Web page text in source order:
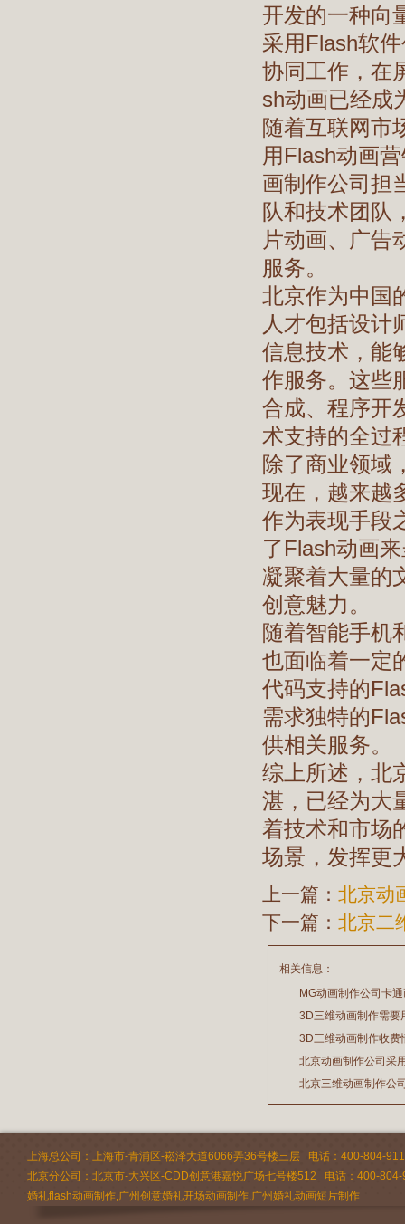
开发的一种向
采用Flash软
协同工作，在
sh动画已经成
随着互联网市
用Flash动画
画制作公司担
队和技术团队
片动画、广告
服务。
北京作为中国
人才包括设计
信息技术，能
作服务。这些
合成、程序开
术支持的全过
除了商业领域
现在，越来越
作为表现手段
了Flash动画
凝聚着大量的
创意魅力。
随着智能手机
也面临着一定
代码支持的
需求独特的
供相关服务。
综上所述，北
湛，已经为大
着技术和市场
场景，发挥更
上一篇： 北京动
下一篇： 北京二
相关信息：
MG动画制作公司卡
2026/07/21
3D三维动画制作需要
2026/03/19
3D三维动画制作收费
2026/02/28
北京动画制作公司采
2026/02/24
北京三维动画制作公
2026/02/09
上海总公司：上海市-青浦区-崧泽大道6066弄36号楼三层 电话：400-804-
北京分公司：北京市-大兴区-CDD创意港嘉悦广场七号楼512 电话：400-
婚礼flash动画制作,广州创意婚礼开场动画制作,广州婚礼动画短片制作